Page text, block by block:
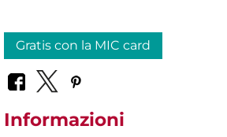
Gratis con la MIC card
Informazioni